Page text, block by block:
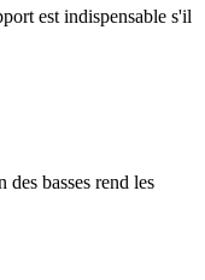
est indispensable s'il
basses rend les